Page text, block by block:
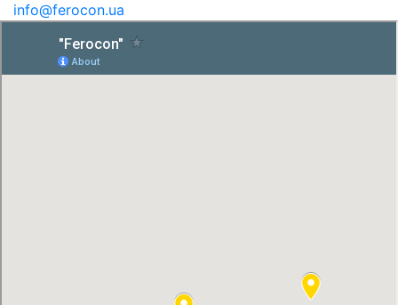
info@ferocon.ua